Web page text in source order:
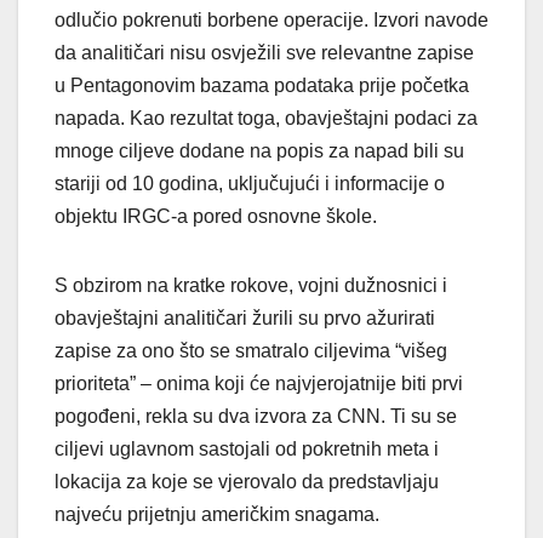
odlučio pokrenuti borbene operacije. Izvori navode
da analitičari nisu osvježili sve relevantne zapise
u Pentagonovim bazama podataka prije početka
napada. Kao rezultat toga, obavještajni podaci za
mnoge ciljeve dodane na popis za napad bili su
stariji od 10 godina, uključujući i informacije o
objektu IRGC-a pored osnovne škole.
S obzirom na kratke rokove, vojni dužnosnici i
obavještajni analitičari žurili su prvo ažurirati
zapise za ono što se smatralo ciljevima “višeg
prioriteta” – onima koji će najvjerojatnije biti prvi
pogođeni, rekla su dva izvora za CNN. Ti su se
ciljevi uglavnom sastojali od pokretnih meta i
lokacija za koje se vjerovalo da predstavljaju
najveću prijetnju američkim snagama.